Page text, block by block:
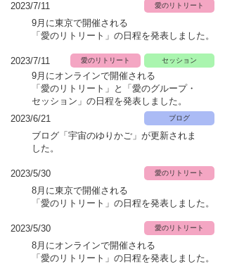
2023/7/11 愛のリトリート
9月に東京で開催される
「愛のリトリート」 の日程を発表しました。
2023/7/11 愛のリトリート セッション
9月にオンラインで開催される
「愛のリトリート」と「愛のグループ・
セッション」の日程を発表しました。
2023/6/21 ブログ
​ブログ「宇宙のゆりかご」が更新されま
した。
2023/5/30 愛のリトリート
8月に東京で開催される
「愛のリトリート」 の日程を発表しました。
2023/5/30 愛のリトリート
8月にオンラインで開催される
「愛のリトリート」 の日程を発表しました。